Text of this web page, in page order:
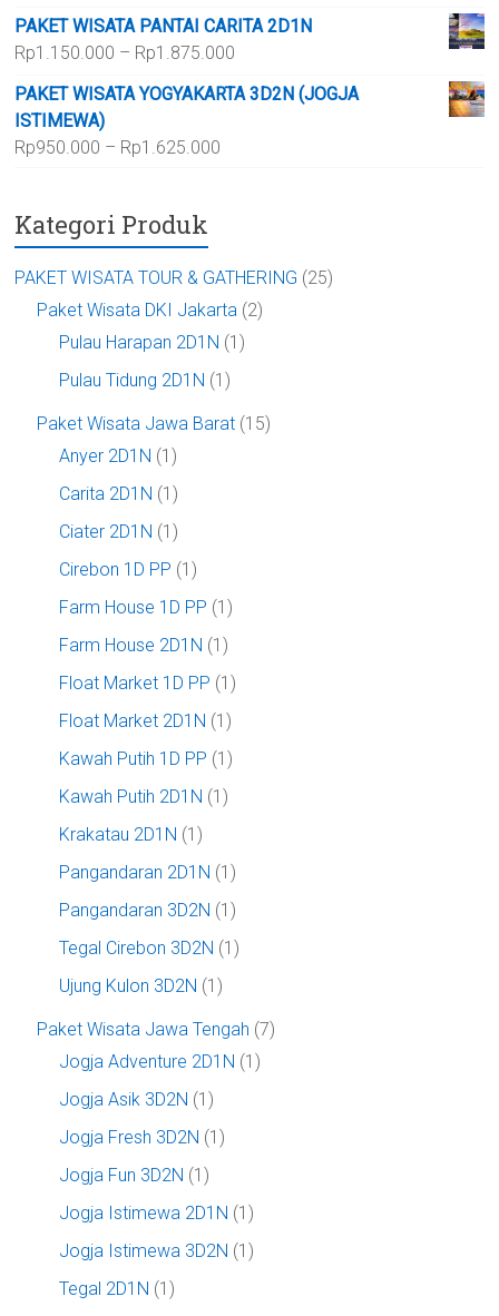
Rp1.950.000
harga:
Rp340.000
hingga
Rp700.000
PAKET WISATA PANTAI CARITA 2D1N
Rp1.150.000 – Rp1.875.000
Rp1.150.000
PAKET WISATA YOGYAKARTA 3D2N (JOGJA
ISTIMEWA)
Rp950.000 – Rp1.625.000
Kategori Produk
PAKET WISATA TOUR & GATHERING (25)
Paket Wisata DKI Jakarta (2)
Pulau Harapan 2D1N (1)
Pulau Tidung 2D1N (1)
Paket Wisata Jawa Barat (15)
Anyer 2D1N (1)
Carita 2D1N (1)
Ciater 2D1N (1)
Cirebon 1D PP (1)
Farm House 1D PP (1)
Farm House 2D1N (1)
Float Market 1D PP (1)
Float Market 2D1N (1)
Kawah Putih 1D PP (1)
Kawah Putih 2D1N (1)
Krakatau 2D1N (1)
Pangandaran 2D1N (1)
Pangandaran 3D2N (1)
Tegal Cirebon 3D2N (1)
Ujung Kulon 3D2N (1)
Paket Wisata Jawa Tengah (7)
Jogja Adventure 2D1N (1)
Jogja Asik 3D2N (1)
Jogja Fresh 3D2N (1)
Jogja Fun 3D2N (1)
Jogja Istimewa 2D1N (1)
Jogja Istimewa 3D2N (1)
Tegal 2D1N (1)